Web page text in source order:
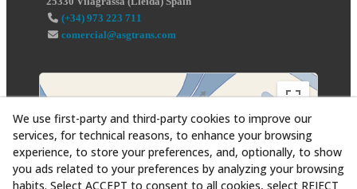
(+34) 973 223 711
comercial@asgtrans.com
We use first-party and third-party cookies to improve our
services, for technical reasons, to enhance your browsing
experience, to store your preferences, and, optionally, to show
you ads related to your preferences by analyzing your browsing
habits. Select ACCEPT to consent to all cookies, select REJECT